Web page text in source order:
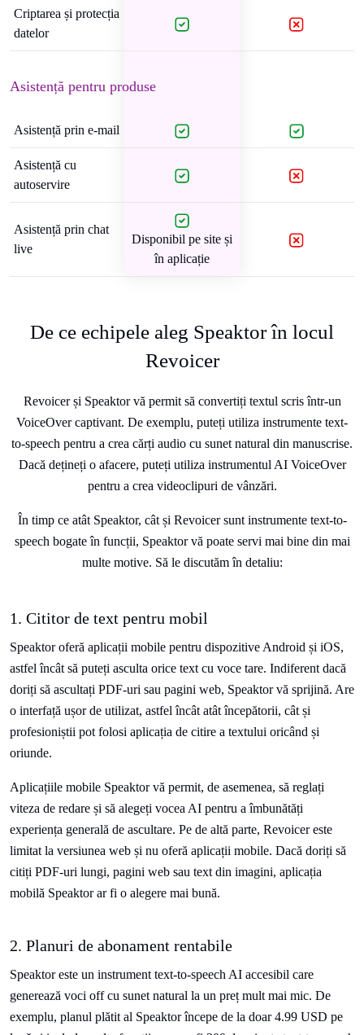
Criptarea și protecția
datelor
Asistență pentru produse
Asistență prin e-mail
Asistență cu
autoservire
Asistență prin chat
live
Disponibil pe site și
în aplicație
De ce echipele aleg Speaktor în locul
Revoicer
Revoicer și Speaktor vă permit să convertiți textul scris într-un
VoiceOver captivant. De exemplu, puteți utiliza instrumente text-
to-speech pentru a crea cărți audio cu sunet natural din manuscrise.
Dacă dețineți o afacere, puteți utiliza instrumentul AI VoiceOver
pentru a crea videoclipuri de vânzări.
În timp ce atât Speaktor, cât și Revoicer sunt instrumente text-to-
speech bogate în funcții, Speaktor vă poate servi mai bine din mai
multe motive. Să le discutăm în detaliu:
1. Cititor de text pentru mobil
Speaktor oferă aplicații mobile pentru dispozitive Android și iOS,
astfel încât să puteți asculta orice text cu voce tare. Indiferent dacă
doriți să ascultați PDF-uri sau pagini web, Speaktor vă sprijină. Are
o interfață ușor de utilizat, astfel încât atât începătorii, cât și
profesioniștii pot folosi aplicația de citire a textului oricând și
oriunde.
Aplicațiile mobile Speaktor vă permit, de asemenea, să reglați
viteza de redare și să alegeți vocea AI pentru a îmbunătăți
experiența generală de ascultare. Pe de altă parte, Revoicer este
limitat la versiunea web și nu oferă aplicații mobile. Dacă doriți să
citiți PDF-uri lungi, pagini web sau text din imagini, aplicația
mobilă Speaktor ar fi o alegere mai bună.
2. Planuri de abonament rentabile
Speaktor este un instrument text-to-speech AI accesibil care
generează voci off cu sunet natural la un preț mult mai mic. De
exemplu, planul plătit al Speaktor începe de la doar 4.99 USD pe